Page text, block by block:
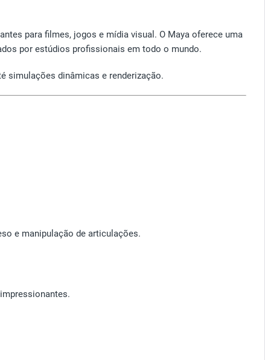
para filmes, jogos e mídia visual. O Maya oferece uma
por estúdios profissionais em todo o mundo.
simulações dinâmicas e renderização.
e manipulação de articulações.